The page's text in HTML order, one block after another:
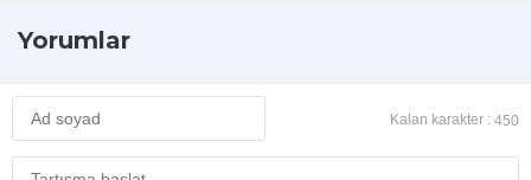
Yorumlar
Kalan karakter : 450